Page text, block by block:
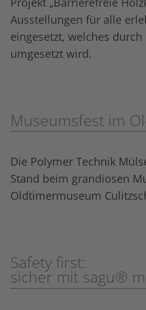
Ausstellungen für alle
eingesetzt, welches
umgesetzt wird.
Museumsfest im
Die Polymer Technik
Stand beim grandiosen
Oldtimermuseum
Safety first:
sicher mit sagu®